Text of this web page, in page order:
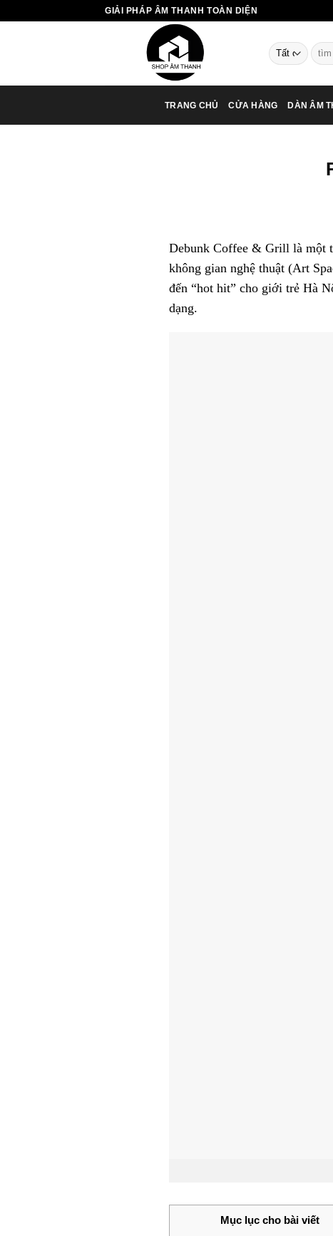
đến
GIẢI PHÁP ÂM THANH TOÀN DIỆN
Tìm
kiếm:
TRANG CHỦ CỬA HÀNG DÀN ÂM
Debunk Coffee & Grill là một
không gian nghệ thuật (Art
đến “hot hit” cho giới trẻ Hà
dạng.
Mục lục cho bài viết